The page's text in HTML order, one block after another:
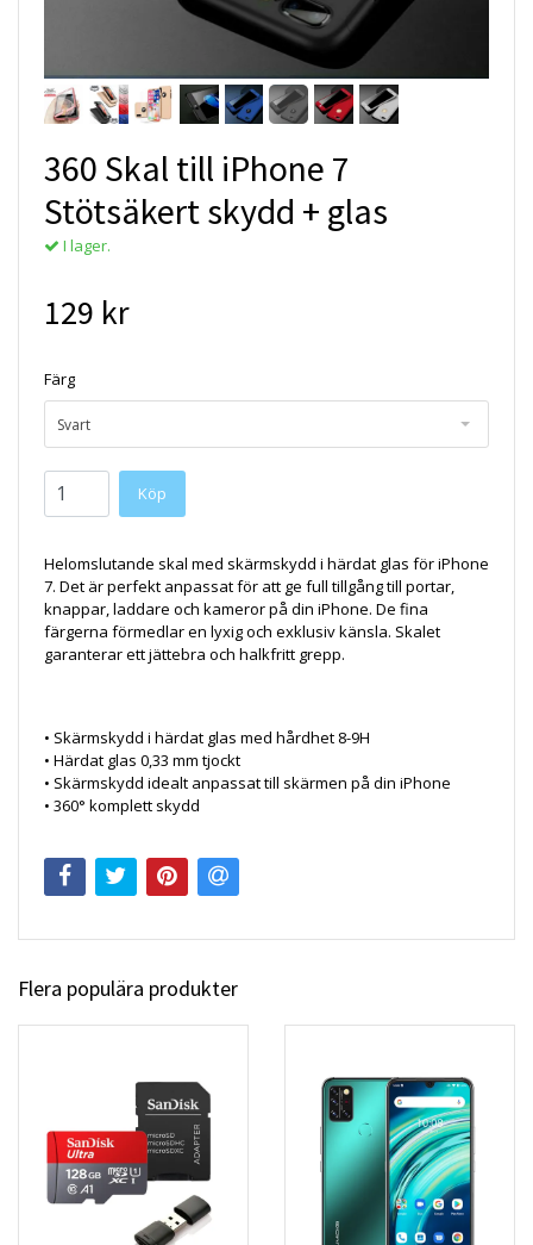
360 Skal till iPhone 7
Stötsäkert skydd + glas
I lager.
129 kr
Färg
Svart
Helomslutande skal med skärmskydd i härdat glas för iPhone
7. Det är perfekt anpassat för att ge full tillgång till portar,
knappar, laddare och kameror på din iPhone. De fina
färgerna förmedlar en lyxig och exklusiv känsla. Skalet
garanterar ett jättebra och halkfritt grepp.
• Skärmskydd i härdat glas med hårdhet 8-9H
• Härdat glas 0,33 mm tjockt
• Skärmskydd idealt anpassat till skärmen på din iPhone
• 360° komplett skydd
Flera populära produkter